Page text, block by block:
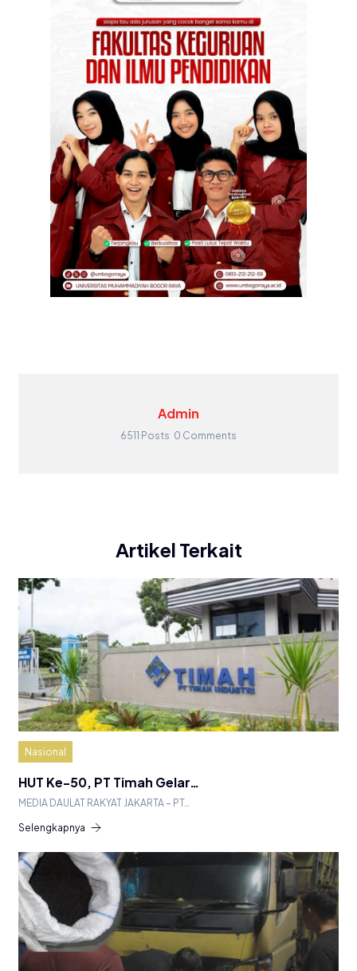
Admin
6511 Posts 0 Comments
Artikel Terkait
Nasional
HUT Ke-50, PT Timah Gelar…
MEDIA DAULAT RAKYAT JAKARTA – PT…
Selengkapnya